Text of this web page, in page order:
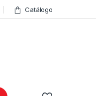
Catálogo